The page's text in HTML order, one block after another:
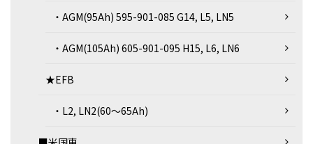
・AGM(95Ah) 595-901-085 G14, L5, LN5
・AGM(105Ah) 605-901-095 H15, L6, LN6
★EFB
・L2, LN2(60～65Ah)